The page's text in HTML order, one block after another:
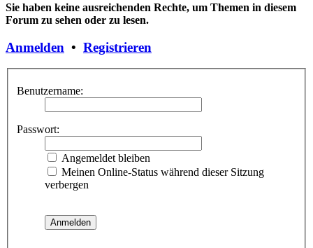
Sie haben keine ausreichenden Rechte, um Themen in diesem
Forum zu sehen oder zu lesen.
Anmelden • Registrieren
Benutzername:
Passwort:
Angemeldet bleiben
Meinen Online-Status während dieser Sitzung
verbergen